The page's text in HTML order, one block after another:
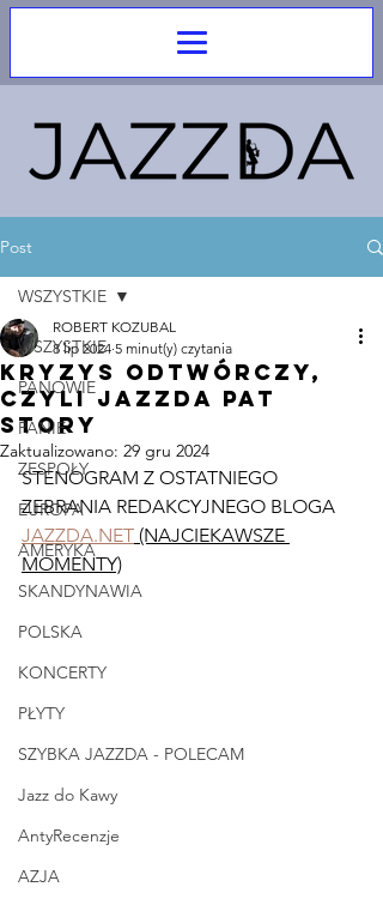
Post
WSZYSTKIE
PANOWIE
PANIE
ZESPOŁY
EUROPA
AMERYKA
SKANDYNAWIA
POLSKA
KONCERTY
PŁYTY
SZYBKA JAZZDA - POLECAM
Jazz do Kawy
AntyRecenzje
AZJA
WSZYSTKIE
Kryzys odtwórczy,
czyli Jazzda pat
story
ROBERT KOZUBAL
8 lip 2024 5 minut(y) czytania
Zaktualizowano: 29 gru 2024
STENOGRAM Z OSTATNIEGO
ZEBRANIA REDAKCYJNEGO BLOGA
JAZZDA.NET (NAJCIEKAWSZE
MOMENTY)